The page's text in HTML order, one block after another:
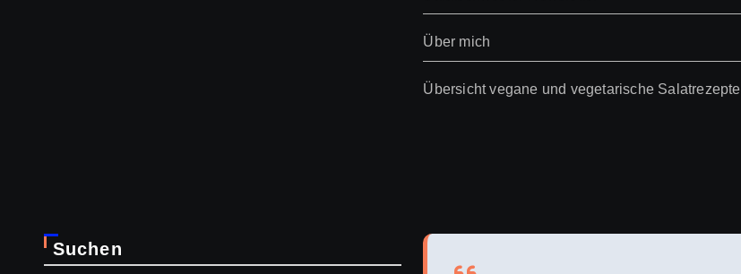
Über mich
Übersicht vegane und vegetarische Salatrezepte
Suchen